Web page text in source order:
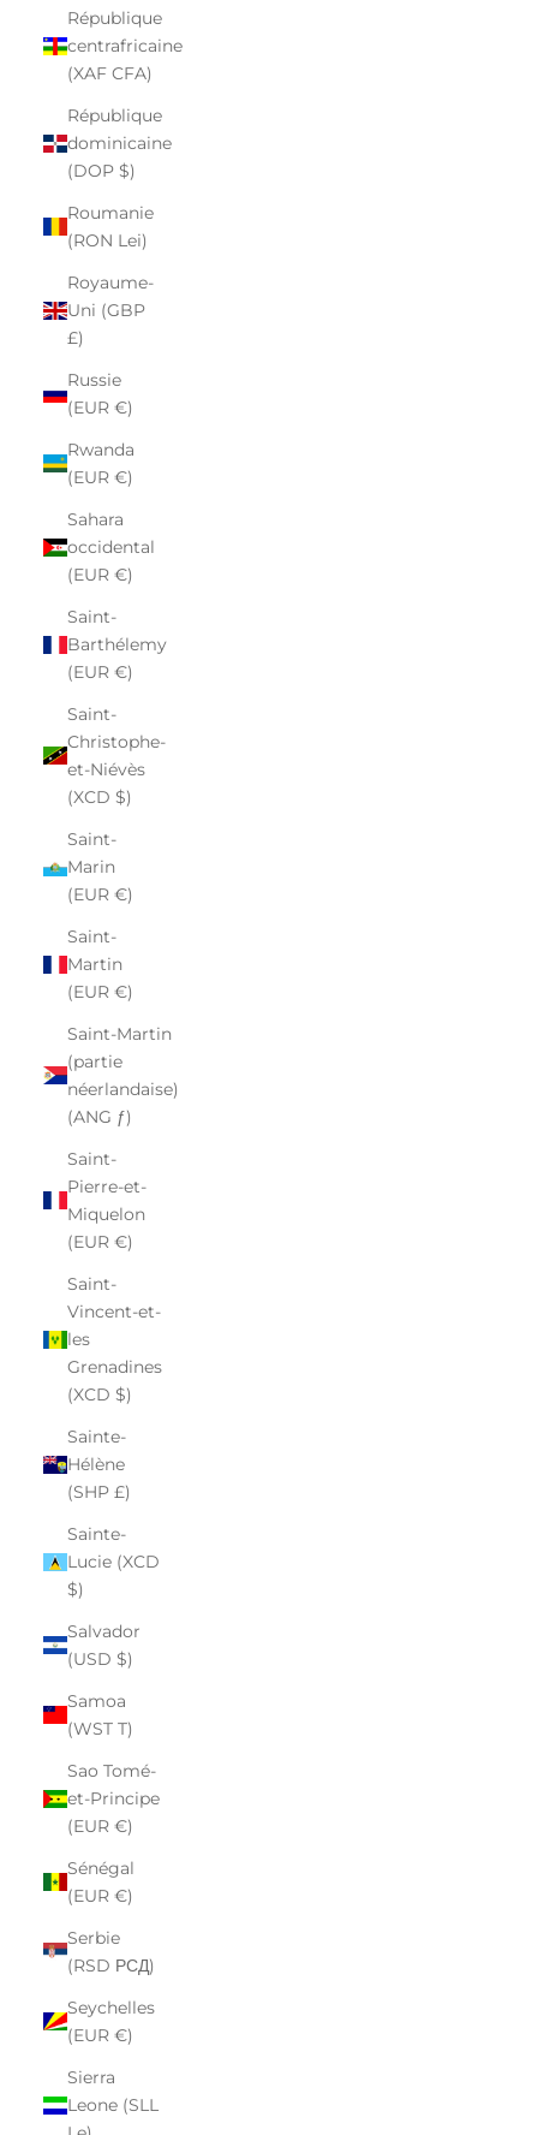
République
centrafricaine
(XAF CFA)
République
dominicaine
(DOP $)
Roumanie
(RON Lei)
Royaume-
Uni (GBP
£)
Russie
(EUR €)
Rwanda
(EUR €)
Sahara
occidental
(EUR €)
Saint-
Barthélemy
(EUR €)
Saint-
Christophe-
et-Niévès
(XCD $)
Saint-
Marin
(EUR €)
Saint-
Martin
(EUR €)
Saint-Martin
(partie
néerlandaise)
(ANG ƒ)
Saint-
Pierre-et-
Miquelon
(EUR €)
Saint-
Vincent-et-
les
Grenadines
(XCD $)
Sainte-
Hélène
(SHP £)
Sainte-
Lucie (XCD
$)
Salvador
(USD $)
Samoa
(WST T)
Sao Tomé-
et-Principe
(EUR €)
Sénégal
(EUR €)
Serbie
(RSD РСД)
Seychelles
(EUR €)
Sierra
Leone (SLL